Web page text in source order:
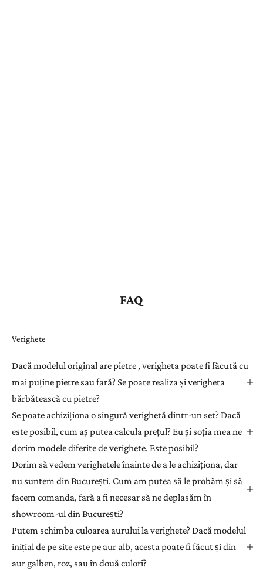
FAQ
Verighete
Dacă modelul original are pietre , verigheta poate fi făcută cu
mai puține pietre sau fară? Se poate realiza și verigheta
bărbătească cu pietre?
Se poate achiziționa o singură verighetă dintr-un set? Dacă
este posibil, cum aș putea calcula prețul? Eu și soția mea ne
dorim modele diferite de verighete. Este posibil?
Dorim să vedem verighetele înainte de a le achiziționa, dar
nu suntem din București. Cum am putea să le probăm și să
facem comanda, fară a fi necesar să ne deplasăm în
showroom-ul din București?
Putem schimba culoarea aurului la verighete? Dacă modelul
inițial de pe site este pe aur alb, acesta poate fi făcut și din
aur galben, roz, sau în două culori?